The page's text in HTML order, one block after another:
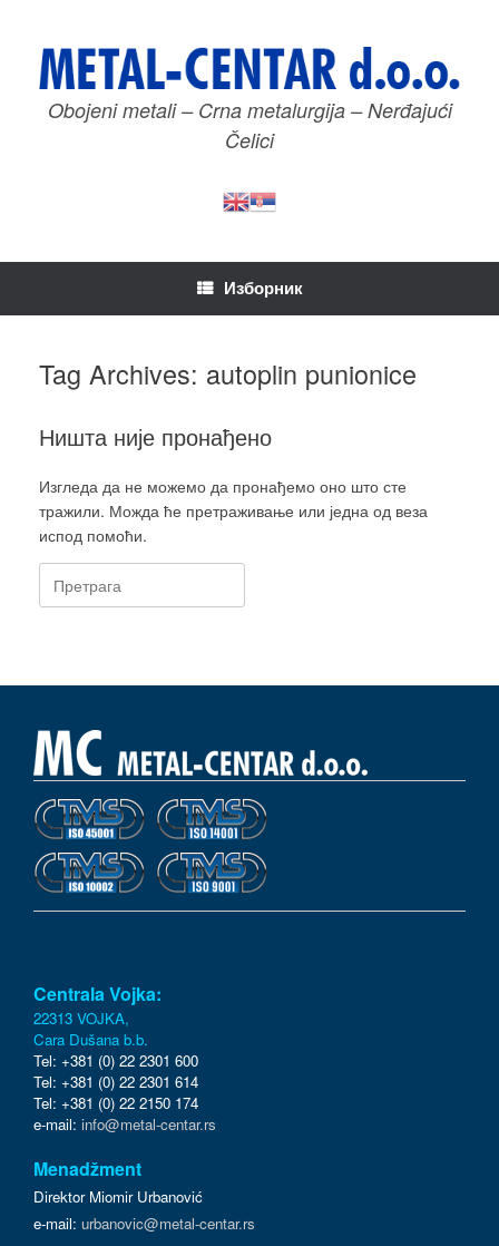
садржај
Obojeni metali – Crna metalurgija – Nerđajući
Čelici
Изборник
Tag Archives: autoplin punionice
Ништа није пронађено
Изгледа да не можемо да пронађемо оно што сте
тражили. Можда ће претраживање или једна од веза
испод помоћи.
Centrala Vojka:
22313 VOJKA,
Cara Dušana b.b.
Tel: +381 (0) 22 2301 600
Tel: +381 (0) 22 2301 614
Tel: +381 (0) 22 2150 174
e-mail: info@metal-centar.rs
Menadžment
Direktor Miomir Urbanović
e-mail: urbanovic@metal-centar.rs